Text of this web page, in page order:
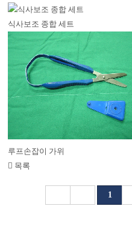
식사보조 종합 세트
루프손잡이 가위
목록
1